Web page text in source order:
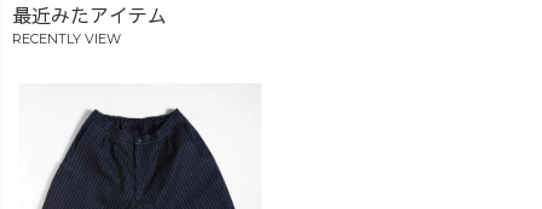
最近みたアイテム
RECENTLY VIEW